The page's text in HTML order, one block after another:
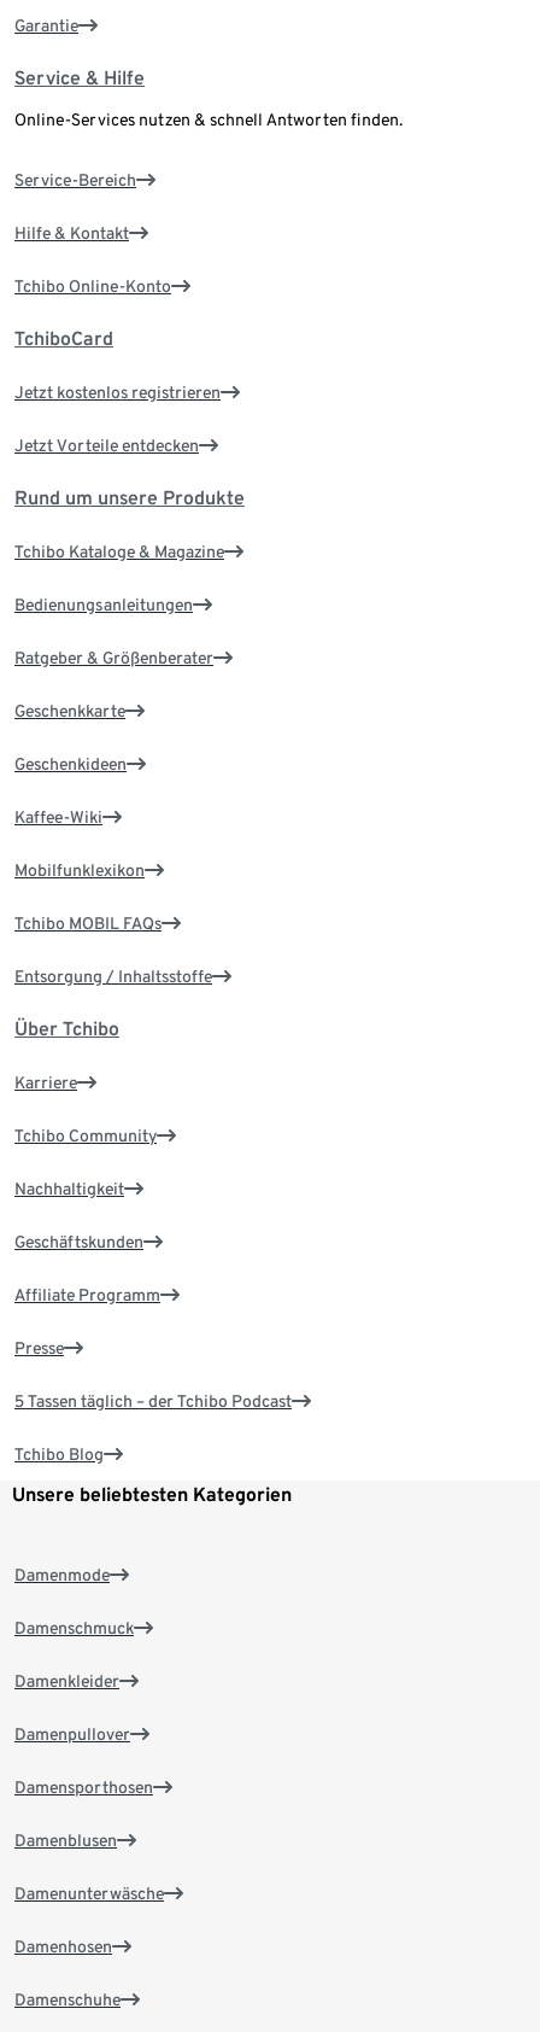
Garantie
Service & Hilfe
Online-Services nutzen & schnell Antworten finden.
Service-Bereich
Hilfe & Kontakt
Tchibo Online-Konto
TchiboCard
Jetzt kostenlos registrieren
Jetzt Vorteile entdecken
Rund um unsere Produkte
Tchibo Kataloge & Magazine
Bedienungsanleitungen
Ratgeber & Größenberater
Geschenkkarte
Geschenkideen
Kaffee-Wiki
Mobilfunklexikon
Tchibo MOBIL FAQs
Entsorgung / Inhaltsstoffe
Über Tchibo
Karriere
Tchibo Community
Nachhaltigkeit
Geschäftskunden
Affiliate Programm
Presse
5 Tassen täglich – der Tchibo Podcast
Tchibo Blog
Unsere beliebtesten Kategorien
Damenmode
Damenschmuck
Damenkleider
Damenpullover
Damensporthosen
Damenblusen
Damenunterwäsche
Damenhosen
Damenschuhe